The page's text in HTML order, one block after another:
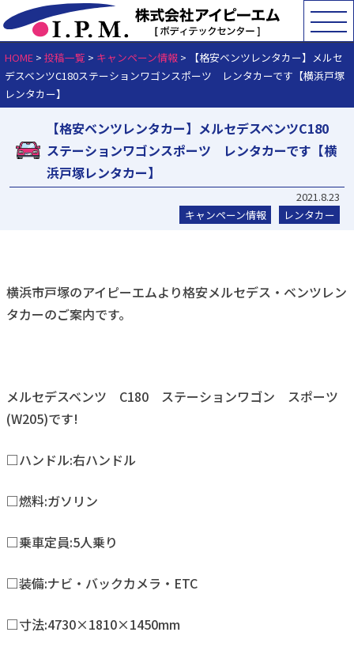
HOME >投稿一覧 > キャンペーン情報 >
【格安ベンツレンタカー】メルセ
デスベンツC180ステーションワゴンスポーツ レンタカーです【横浜戸塚
レンタカー】
【格安ベンツレンタカー】メルセデスベンツC180
ステーションワゴンスポーツ レンタカーです【横
浜戸塚レンタカー】
2021.8.23
キャンペーン情報
レンタカー
横浜市戸塚のアイピーエムより格安メルセデス・ベンツレン
タカーのご案内です。
メルセデスベンツ C180 ステーションワゴン スポーツ
(W205)です!
□ハンドル:右ハンドル
□燃料:ガソリン
□乗車定員:5人乗り
□装備:ナビ・バックカメラ・ETC
□寸法:4730×1810×1450mm